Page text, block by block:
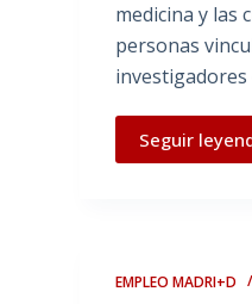
medicina y las
personas
investigadores
Seguir
EMPLEO MADRI+D